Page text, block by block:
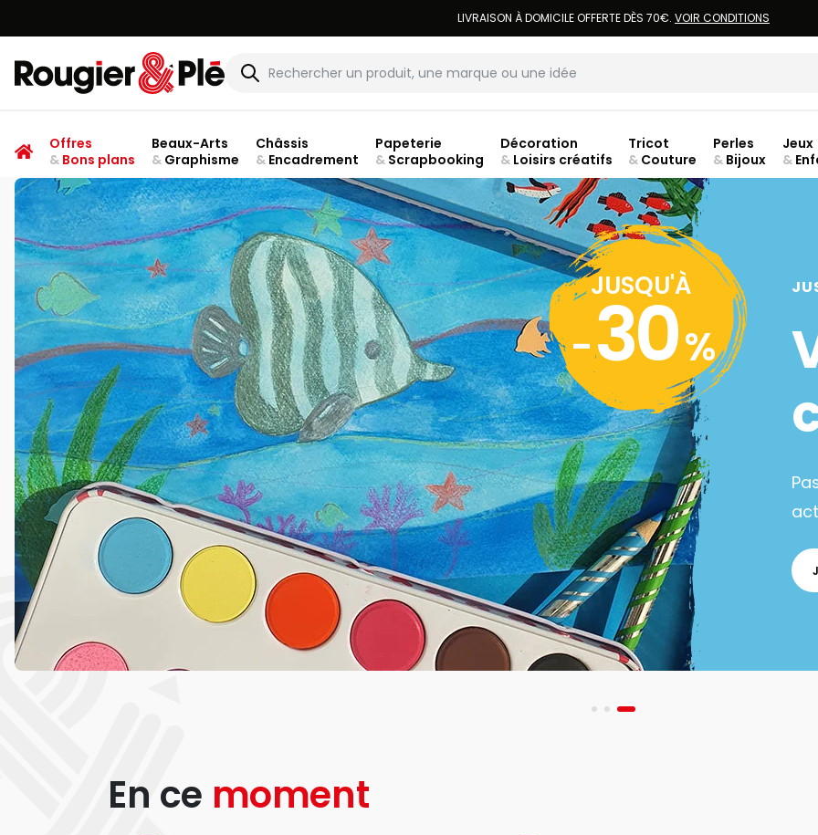
LIVRAISON À DOMICILE OFFERTE DÈS 70€. VOIR CONDITIONS
Rougier & Plé
Offres
&Bons plans
Beaux-Arts
&Graphisme
Châssis
&Encadrement
Papeterie
&Scrapbooking
Décoration
&Loisirs créatifs
Tricot
& Couture
Perles
& Bijoux
Jeux
&
JUSQU'À
-30%
En ce moment